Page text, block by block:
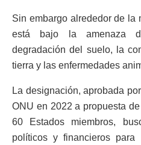
Sin embargo alrededor de la
está bajo la amenaza
degradación del suelo, la
tierra y las enfermedades
La designación, aprobada
ONU en 2022 a propuesta
60 Estados miembros,
políticos y financieros